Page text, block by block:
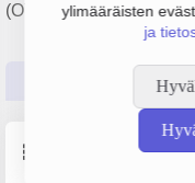
ylimääräisten
ja
(OY).